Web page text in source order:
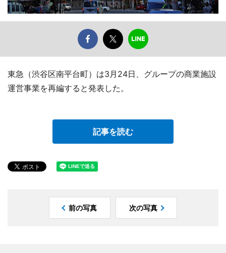
東急（渋谷区南平台町）は3月24日、グループの商業施設
運営事業を再編すると発表した。
記事を読む
前の写真 次の写真